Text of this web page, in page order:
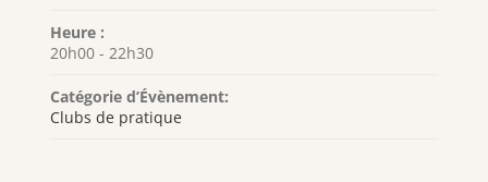
Heure :
20h00 - 22h30
Catégorie d’Évènement:
Clubs de pratique